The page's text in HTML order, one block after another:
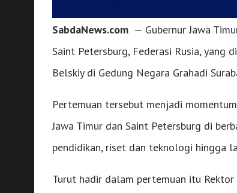
SabdaNews.com — Gubernur Jawa
Saint Petersburg, Federasi Rusia,
Belskiy di Gedung Negara Grahadi
Pertemuan tersebut menjadi
Jawa Timur dan Saint Petersburg di
pendidikan, riset dan teknologi hingga
Turut hadir dalam pertemuan itu